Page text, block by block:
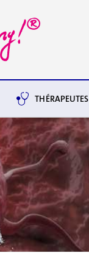
THÉRAPEUTES